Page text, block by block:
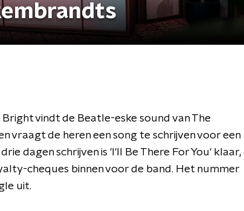
vindt de Beatle-eske sound van The
vraagt de heren een song te schrijven voor een
dagen schrijven is 'I'll Be There For You' klaar,
cheques binnen voor de band. Het nummer
uit.